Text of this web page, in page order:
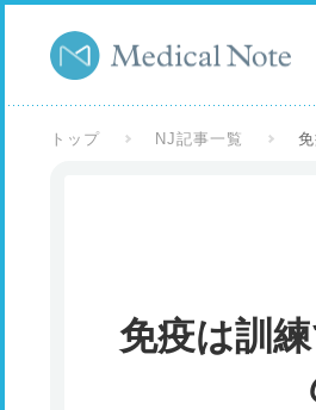
トップ NJ記事一覧
免疫は訓